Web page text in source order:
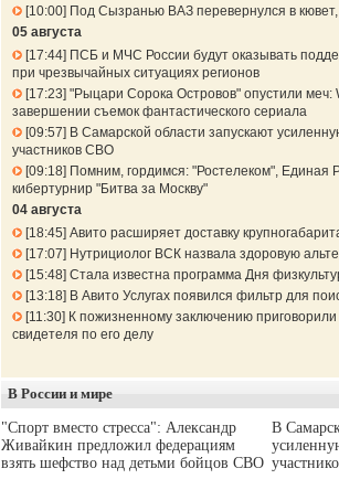
10:00 Под Сызранью ВАЗ перевернулся в
05 августа
17:44 ПСБ и МЧС России будут оказывать
при чрезвычайных ситуациях регионов
17:23 "Рыцари Сорока Островов" опустили меч:
завершении съемок фантастического сериала
09:57
В Самарской области запускают
участников СВО
09:18 Помним, гордимся: "Ростелеком", Единая
кибертурнир "Битва за Москву"
04 августа
18:45 Авито расширяет доставку
17:07
Нутрициолог ВСК назвала здоровую
15:48 Стала известна программа Дня
13:18 В Авито Услугах появился фильтр для
11:30 К пожизненному заключению
свидетеля по его делу
В России и мире
"Спорт вместо стресса": Александр
Живайкин предложил федерациям
взять шефство над детьми бойцов СВО
В